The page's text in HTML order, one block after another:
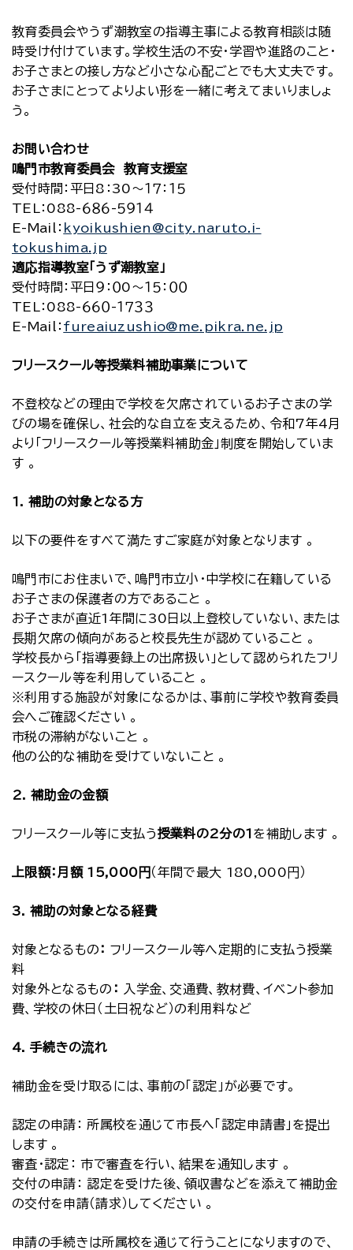
教育委員会やうず潮教室の指導主事による教育相談は随
時受け付けています。学校生活の不安・学習や進路のこと・
お子さまとの接し方など小さな心配ごとでも大丈夫です。
お子さまにとってよりよい形を一緒に考えてまいりましょ
う。
お問い合わせ
鳴門市教育委員会 教育支援室
受付時間：平日8：30～１７：１５
TEL：088-６８６-５９１４
E-Mail： kyoikushien@city.naruto.i-
tokushima.jp
適応指導教室「うず潮教室」
受付時間：平日９：０0～１５：００
TEL：088-６６０-１７３３
E-Mail： fureaiuzushio@me.pikra.ne.jp
フリースクール等授業料補助事業について
不登校などの理由で学校を欠席されているお子さまの学
びの場を確保し、社会的な自立を支えるため、令和7年4月
より「フリースクール等授業料補助金」制度を開始していま
す 。
1. 補助の対象となる方
以下の要件をすべて満たすご家庭が対象となります 。
鳴門市にお住まいで、鳴門市立小・中学校に在籍している
お子さまの保護者の方であること 。
お子さまが直近1年間に30日以上登校していない、または
長期欠席の傾向があると校長先生が認めていること 。
学校長から「指導要録上の出席扱い」として認められたフリ
ースクール等を利用していること 。
※利用する施設が対象になるかは、事前に学校や教育委員
会へご確認ください 。
市税の滞納がないこと 。
他の公的な補助を受けていないこと 。
2. 補助金の金額
フリースクール等に支払う授業料の2分の1 を補助します 。
上限額：月額 15,000円 （年間で最大 180,000円）
3. 補助の対象となる経費
対象となるもの ： フリースクール等へ定期的に支払う授業
料
対象外となるもの ：
入学金、交通費、教材費、イベント参加
費、学校の休日（土日祝など）の利用料など
4. 手続きの流れ
補助金を受け取るには、事前の「認定」が必要です。
認定の申請： 所属校を通じて市長へ「認定申請書」を提出
します 。
審査・認定： 市で審査を行い、結果を通知します 。
交付の申請： 認定を受けた後、領収書などを添えて補助金
の交付を申請（請求）してください 。
申請の手続きは所属校を通じて行うことになりますので、